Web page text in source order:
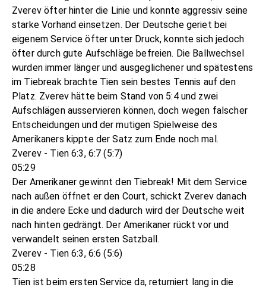
Zverev öfter hinter die Linie und konnte aggressiv seine
starke Vorhand einsetzen. Der Deutsche geriet bei
eigenem Service öfter unter Druck, konnte sich jedoch
öfter durch gute Aufschläge befreien. Die Ballwechsel
wurden immer länger und ausgeglichener und spätestens
im Tiebreak brachte Tien sein bestes Tennis auf den
Platz. Zverev hätte beim Stand von 5:4 und zwei
Aufschlägen ausservieren können, doch wegen falscher
Entscheidungen und der mutigen Spielweise des
Amerikaners kippte der Satz zum Ende noch mal.
Zverev - Tien 6:3, 6:7 (5:7)
05:29
Der Amerikaner gewinnt den Tiebreak! Mit dem Service
nach außen öffnet er den Court, schickt Zverev danach
in die andere Ecke und dadurch wird der Deutsche weit
nach hinten gedrängt. Der Amerikaner rückt vor und
verwandelt seinen ersten Satzball.
Zverev - Tien 6:3, 6:6 (5:6)
05:28
Tien ist beim ersten Service da, returniert lang in die